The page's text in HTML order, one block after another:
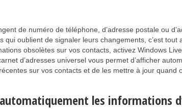
de numéro de téléphone, d’adresse postale ou
qui oublient de signaler leurs changements, c’est tout
obsolètes sur vos contacts, activez Windows
d’adresses universel vous permet d’afficher
sur vos contacts et de les mettre à jour quand
les informations